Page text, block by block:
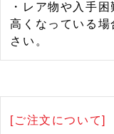
・レア物や入手
高くなっている
さい。
[ご注文について]